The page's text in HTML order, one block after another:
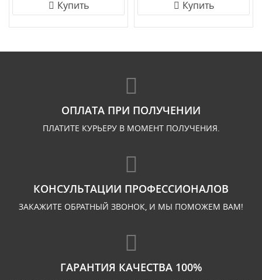
Купить Купить
ОПЛАТА ПРИ ПОЛУЧЕНИИ
ПЛАТИТЕ КУРЬЕРУ В МОМЕНТ ПОЛУЧЕНИЯ.
КОНСУЛЬТАЦИИ ПРОФЕССИОНАЛОВ
ЗАКАЖИТЕ ОБРАТНЫЙ ЗВОНОК, И МЫ ПОМОЖЕМ ВАМ!
ГАРАНТИЯ КАЧЕСТВА 100%